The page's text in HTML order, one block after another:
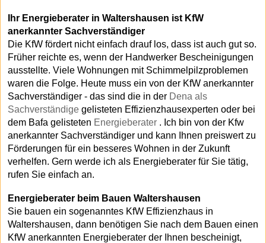
Ihr Energieberater in Waltershausen ist KfW
anerkannter Sachverständiger
Die KfW fördert nicht einfach drauf los, dass ist auch gut so.
Früher reichte es, wenn der Handwerker Bescheinigungen
ausstellte. Viele Wohnungen mit Schimmelpilzproblemen
waren die Folge. Heute muss ein von der KfW anerkannter
Sachverständiger - das sind die in der Dena als
Sachverständige gelisteten Effizienzhausexperten oder bei
dem Bafa gelisteten Energieberater . Ich bin von der Kfw
anerkannter Sachverständiger und kann Ihnen preiswert zu
Förderungen für ein besseres Wohnen in der Zukunft
verhelfen. Gern werde ich als Energieberater für Sie tätig,
rufen Sie einfach an.
Energieberater beim Bauen Waltershausen
Sie bauen ein sogenanntes KfW Effizienzhaus in
Waltershausen, dann benötigen Sie nach dem Bauen einen
KfW anerkannten Energieberater der Ihnen bescheinigt,